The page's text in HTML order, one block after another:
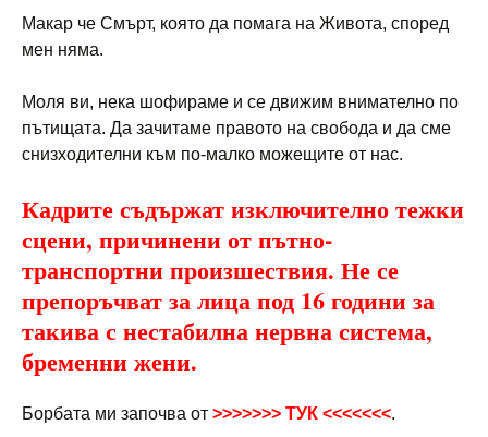
Макар че Смърт, която да помага на Живота, според
мен няма.
Моля ви, нека шофираме и се движим внимателно по
пътищата. Да зачитаме правото на свобода и да сме
снизходителни към по-малко можещите от нас.
Кадрите съдържат изключително тежки
сцени, причинени от пътно-
транспортни произшествия. Не се
препоръчват за лица под 16 години за
такива с нестабилна нервна система,
бременни жени.
Борбата ми започва от >>>>>>> ТУК <<<<<<<.